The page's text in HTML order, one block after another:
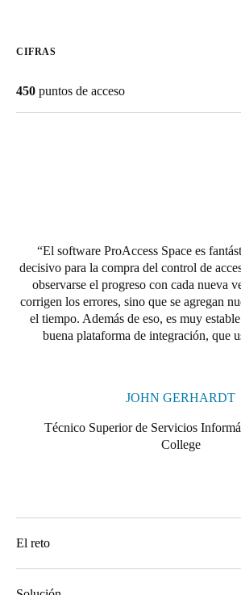
CIFRAS
450 puntos de acceso
El software ProAccess Space es
decisivo para la compra del control de
observarse el progreso con cada nueva
corrigen los errores, sino que se agregan
el tiempo. Además de eso, es muy
buena plataforma de integración, que
JOHN GERHARDT
Técnico Superior de Servicios
College
El reto